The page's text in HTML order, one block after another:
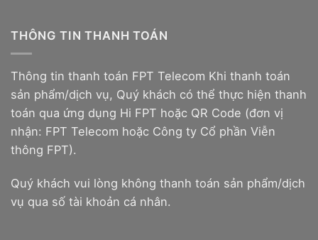
THÔNG TIN THANH TOÁN
Thông tin thanh toán FPT Telecom Khi thanh toán
sản phẩm/dịch vụ, Quý khách có thể thực hiện thanh
toán qua ứng dụng Hi FPT hoặc QR Code (đơn vị
nhận: FPT Telecom hoặc Công ty Cổ phần Viễn
thông FPT).
Quý khách vui lòng không thanh toán sản phẩm/dịch
vụ qua số tài khoản cá nhân.